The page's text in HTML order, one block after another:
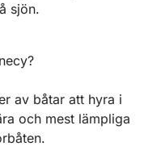
sjön.
av båtar att hyra i
och mest lämpliga